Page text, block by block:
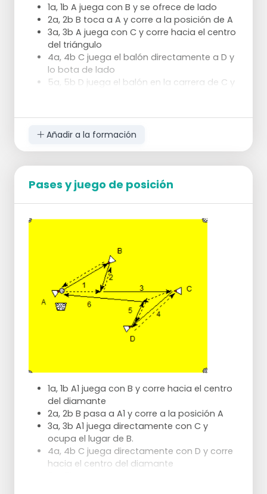
1a, 1b A juega con B y se ofrece de lado
2a, 2b B toca a A y corre a la posición de A
3a, 3b A juega con C y corre hacia el centro
del triángulo
4a, 4b C juega el balón directamente a D y
lo bota de lado
5a, 5b D juega el balón en la carrera de C y
hacia el centro del triángulo
El atacante cambia de posición y el
Longitud de los lados del triángulo
15- 20 m En el siguiente ejercicio, dos
pequeño triángulo y tres jugadores en las
Los jugadores cambian de posición
continuamente.
Tras el pase lateral al jugador central, sigue
un pase a la esquina más cercana y el
jugador de la esquina pasa al centro.
Cuando el jugador central ha completado
un pase lateral a un jugador de esquina,
cambia al lugar del atacante.
Añadir a la formación
Pases y juego de posición
1a, 1b A1 juega con B y corre hacia el centro
del diamante
2a, 2b B pasa a A1 y corre a la posición A
3a, 3b A1 juega directamente con C y
ocupa el lugar de B.
4a, 4b C juega directamente con D y corre
hacia el centro del diamante